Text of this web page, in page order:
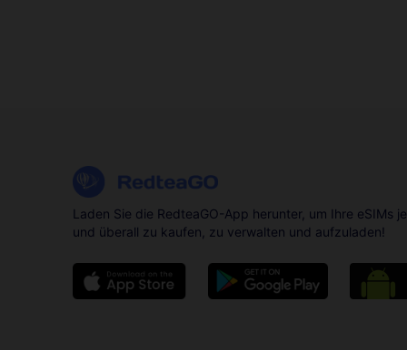
Laden Sie die RedteaGO-App herunter, um Ihre eSIMs
und überall zu kaufen, zu verwalten und aufzuladen!